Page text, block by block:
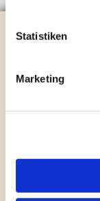
Statistiken
Marketing
Evangelische
Mail:
Gemeinde-
Montag: